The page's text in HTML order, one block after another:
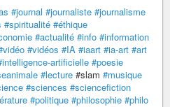
#journal #journaliste #journalisme
#spiritualité #éthique
#actualité #info #information
#vidéos #IA #iaart #ia-art #art
artificielle #poesie
#lecture #slam #musique
#sciences #sciencefiction
#politique #philosophie #philo